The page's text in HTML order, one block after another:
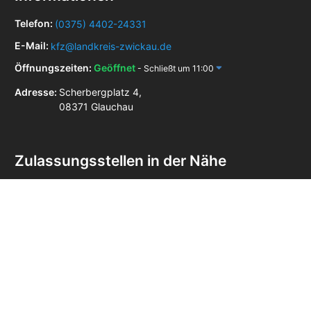
Telefon: (0375) 4402-24331
E-Mail: kfz@landkreis-zwickau.de
Öffnungszeiten: Geöffnet - Schließt um 11:00
Adresse: Scherbergplatz 4,
08371 Glauchau
Zulassungsstellen in der Nähe